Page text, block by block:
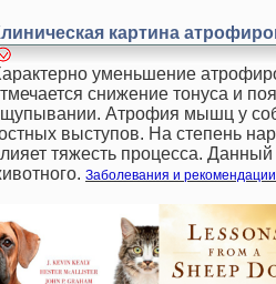
картина
уменьшение
снижение тонуса и
Атрофия мышц у
выступов. На степень
тяжесть процесса.
Заболевания и